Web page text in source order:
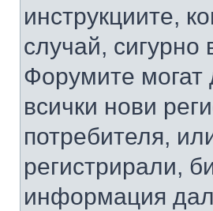
инструкциите,
случай,
Форумите могат
всички нови
потребителя,
регистрирали,
информация